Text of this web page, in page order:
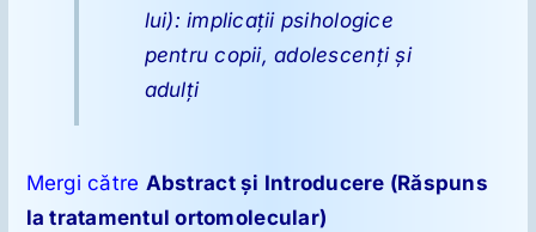
Oncologie
lui): implicaţii psihologice
pentru copii, adolescenţi şi
adulţi
Mergi către Abstract şi Introducere (Răspuns
la tratamentul ortomolecular)